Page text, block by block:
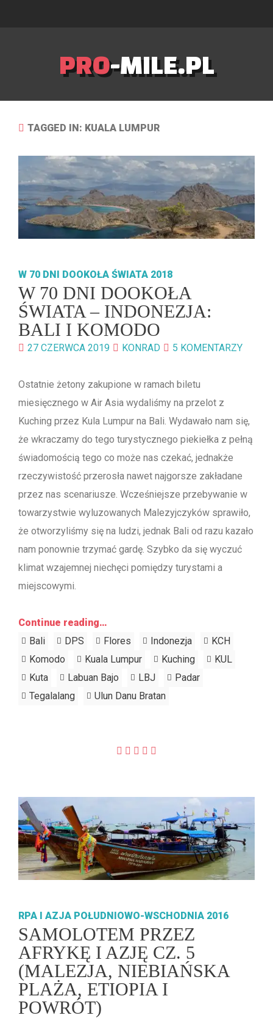
PRO-MILE.PL
TAGGED IN: KUALA LUMPUR
W 70 DNI DOOKOŁA ŚWIATA 2018
W 70 DNI DOOKOŁA
ŚWIATA – INDONEZJA:
BALI I KOMODO
27 CZERWCA 2019 KONRAD 5 KOMENTARZY
Ostatnie żetony zakupione w ramach biletu
miesięcznego w Air Asia wydaliśmy na przelot z
Kuching przez Kula Lumpur na Bali. Wydawało nam się,
że wkraczamy do tego turystycznego piekiełka z pełną
świadomością tego co może nas czekać, jednakże
rzeczywistość przerosła nawet najgorsze zakładane
przez nas scenariusze. Wcześniejsze przebywanie w
towarzystwie wyluzowanych Malezyjczyków sprawiło,
że otworzyliśmy się na ludzi, jednak Bali od razu kazało
nam ponownie trzymać gardę. Szybko da się wyczuć
klimat wzajemnej niechęci pomiędzy turystami a
miejscowymi.
Continue reading…
Bali
DPS Flores Indonezja
KCH
Komodo
Kuala Lumpur Kuching
KUL
Kuta
Labuan Bajo LBJ
Padar
Tegalalang
Ulun Danu Bratan
RPA I AZJA POŁUDNIOWO-WSCHODNIA 2016
SAMOLOTEM PRZEZ
AFRYKĘ I AZJĘ CZ. 5
(MALEZJA, NIEBIAŃSKA
PLAŻA, ETIOPIA I
POWRÓT)